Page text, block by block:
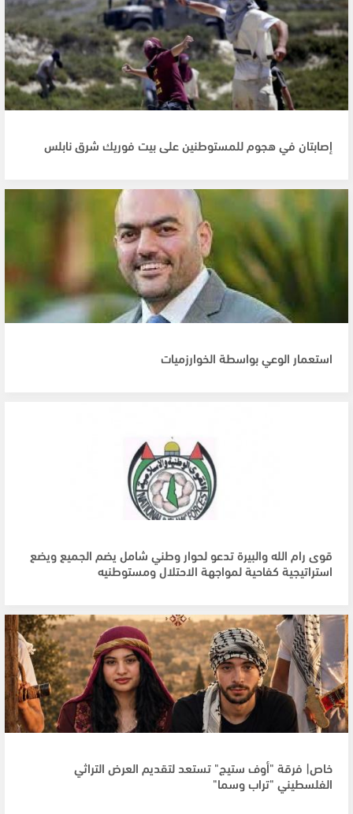
إصابتان في هجوم للمستوطنين على بيت فوريك شرق نابلس
استعمار الوعي بواسطة الخوارزميات
قوى رام الله والبيرة تدعو لحوار وطني شامل يضم الجميع ويضع
استراتيجية كفاحية لمواجهة الاحتلال ومستوطنيه
خاص| فرقة "أوف ستيج" تستعد لتقديم العرض التراثي
الفلسطيني "تراب وسما"